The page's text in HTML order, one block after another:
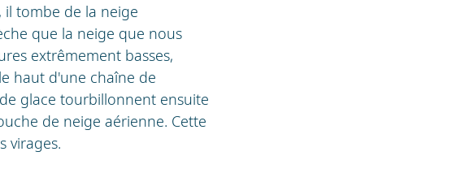
il tombe de la neige
que la neige que nous
extrêmement basses,
haut d'une chaîne de
glace tourbillonnent ensuite
de neige aérienne. Cette
virages.